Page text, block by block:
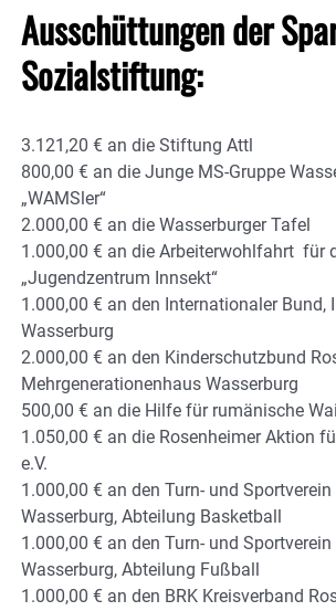
Ausschüttungen der
Sozialstiftung:
3.121,20 € an die Stiftung Attl
800,00 € an die Junge MS-Gruppe
„WAMSler“
2.000,00 € an die Wasserburger Tafel
1.000,00 € an die Arbeiterwohlfahrt für
„Jugendzentrum Innsekt“
1.000,00 € an den Internationaler Bund,
Wasserburg
2.000,00 € an den Kinderschutzbund
Mehrgenerationenhaus Wasserburg
500,00 € an die Hilfe für rumänische
1.050,00 € an die Rosenheimer Aktion
e.V.
1.000,00 € an den Turn- und Sportverein
Wasserburg, Abteilung Basketball
1.000,00 € an den Turn- und Sportverein
Wasserburg, Abteilung Fußball
1.000,00 € an den BRK Kreisverband